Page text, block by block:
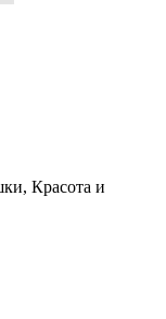
Красота и